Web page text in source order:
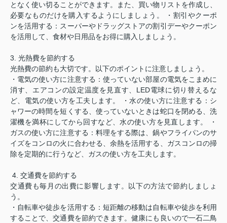
となく使い切ることができます。また、買い物リストを作成し、
必要なものだけを購入するようにしましょう。 ・割引やクーポ
ンを活用する：スーパーやドラッグストアの割引デーやクーポン
を活用して、食材や日用品をお得に購入しましょう。
3. 光熱費を節約する
光熱費の節約も大切です。以下のポイントに注意しましょう。
・電気の使い方に注意する：使っていない部屋の電気をこまめに
消す、エアコンの設定温度を見直す、LED電球に切り替えるな
ど、電気の使い方を工夫します。 ・水の使い方に注意する：シ
ャワーの時間を短くする、使っていないときは蛇口を閉める、洗
濯機を満杯にしてから回すなど、水の使い方を見直します。 ・
ガスの使い方に注意する：料理をする際は、鍋やフライパンのサ
イズをコンロの火に合わせる、余熱を活用する、ガスコンロの掃
除を定期的に行うなど、ガスの使い方を工夫します。
4. 交通費を節約する
交通費も毎月の出費に影響します。以下の方法で節約しましょ
う。
・自転車や徒歩を活用する：短距離の移動は自転車や徒歩を利用
することで、交通費を節約できます。健康にも良いので一石二鳥